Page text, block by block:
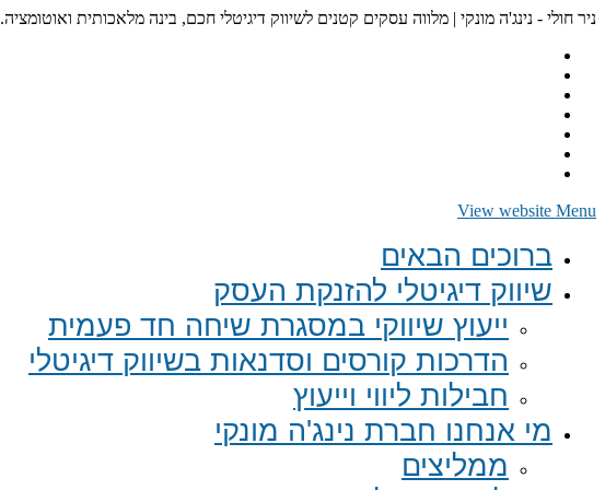
ניר חולי - נינג'ה מונקי | מלווה עסקים קטנים לשיווק דיגיטלי חכם, בינה מלאכותית ואוטומציה.
View website Menu
ברוכים הבאים
שיווק דיגיטלי להזנקת העסק
ייעוץ שיווקי במסגרת שיחה חד פעמית​
הדרכות קורסים וסדנאות בשיווק דיגיטלי
חבילות ליווי וייעוץ
מי אנחנו חברת נינג'ה מונקי
ממליצים